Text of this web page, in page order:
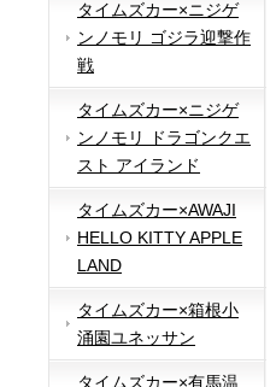
タイムズカー×ニジゲ
ンノモリ ゴジラ迎撃作
戦
タイムズカー×ニジゲ
ンノモリ ドラゴンクエ
スト アイランド
タイムズカー×AWAJI
HELLO KITTY APPLE
LAND
タイムズカー×箱根小
涌園ユネッサン
タイムズカー×有馬温